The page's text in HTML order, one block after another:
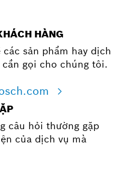
HÀNG
sản phẩm hay dịch
gọi cho chúng tôi.
câu hỏi thường gặp
của dịch vụ mà